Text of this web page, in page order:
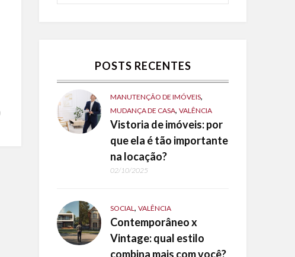
POSTS RECENTES
MANUTENÇÃO DE IMÓVEIS,
MUDANÇA DE CASA, VALÊNCIA
Vistoria de imóveis: por
que ela é tão importante
na locação?
02/10/2025
SOCIAL, VALÊNCIA
Contemporâneo x
Vintage: qual estilo
combina mais com você?